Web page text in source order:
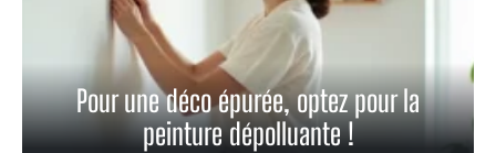
Pour une déco épurée, optez pour la
peinture dépolluante !